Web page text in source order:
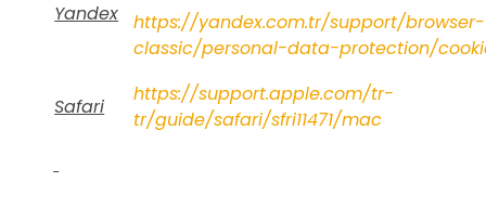
Yandex
https://yandex.com.tr/support/browser-
classic/personal-data-protection/
Safari
https://support.apple.com/tr-
tr/guide/safari/sfri11471/mac